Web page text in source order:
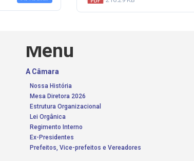
Menu
A Câmara
Nossa História
Mesa Diretora 2026
Estrutura Organizacional
Lei Orgânica
Regimento Interno
Ex-Presidentes
Prefeitos, Vice-prefeitos e Vereadores